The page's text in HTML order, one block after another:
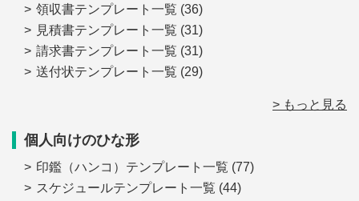
領収書テンプレート一覧 (36)
見積書テンプレート一覧 (31)
請求書テンプレート一覧 (31)
送付状テンプレート一覧 (29)
> もっと見る
個人向けのひな形
印鑑（ハンコ）テンプレート一覧 (77)
スケジュールテンプレート一覧 (44)